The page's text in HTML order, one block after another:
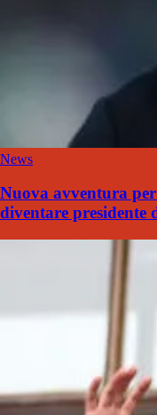
News
Nuova avventura
diventare presidente